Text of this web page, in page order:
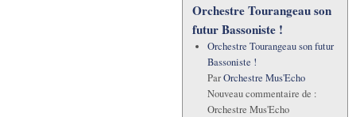
Orchestre Tourangeau son
futur Bassoniste !
Orchestre Tourangeau son futur
Bassoniste !
ParOrchestre Mus'Echo
Nouveau commentaire de :
Orchestre Mus'Echo